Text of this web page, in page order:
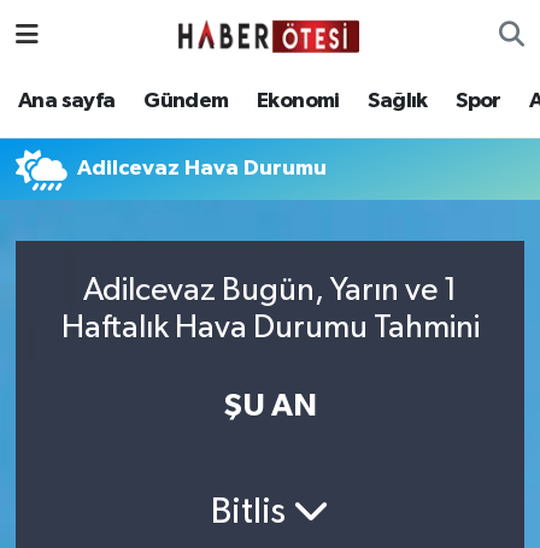
Ana sayfa Gündem Ekonomi Sağlık Spor
Adilcevaz Hava Durumu
Adilcevaz Bugün, Yarın ve 1
Haftalık Hava Durumu Tahmini
ŞU AN
Bitlis
Ana sayfa
Sağlık
Spor
Eskişehir Nöbetçi Eczaneler
Eskişehir Trafik Yoğunluk Haritası
Süper Lig Puan Durumu ve Fikstür